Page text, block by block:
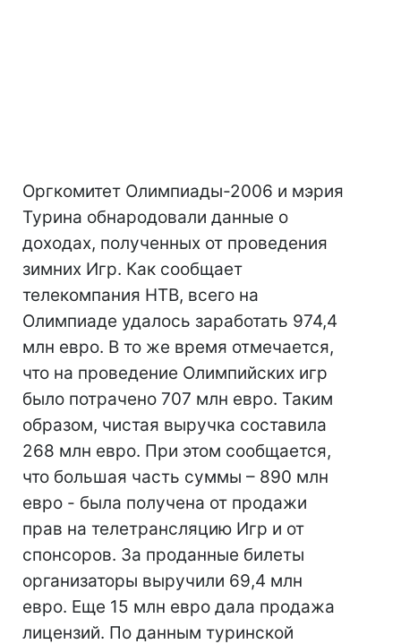
Оргкомитет Олимпиады-2006 и мэрия
Турина обнародовали данные о
доходах, полученных от проведения
зимних Игр. Как сообщает
телекомпания НТВ, всего на
Олимпиаде удалось заработать 974,4
млн евро. В то же время отмечается,
что на проведение Олимпийских игр
было потрачено 707 млн евро. Таким
образом, чистая выручка составила
268 млн евро. При этом сообщается,
что большая часть суммы – 890 млн
евро - была получена от продажи
прав на телетрансляцию Игр и от
спонсоров. За проданные билеты
организаторы выручили 69,4 млн
евро. Еще 15 млн евро дала продажа
лицензий. По данным туринской